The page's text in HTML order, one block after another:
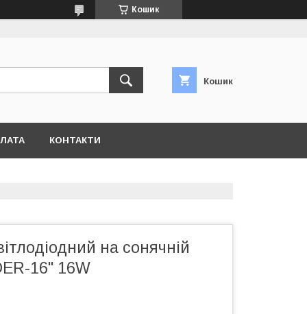
Кошик
Кошик
КОНТАКТИ
на сонячній
16" 16W